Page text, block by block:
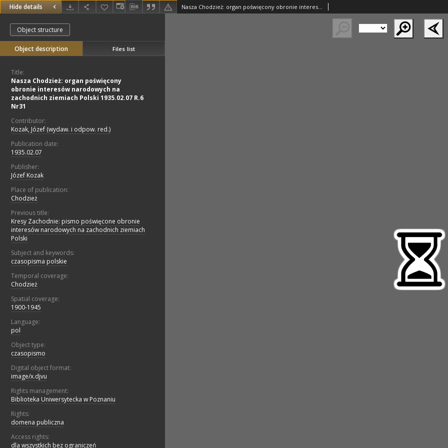
Hide details Nasza Chodzież: organ poświęcony obronie interesów narodowych na zachodnich ziemiach Polski 1935.02.07 R.6 Nr31
Object structure
Object description Files list
Title:
Nasza Chodzież: organ poświęcony
obronie interesów narodowych na
zachodnich ziemiach Polski 1935.02.07 R.6
Nr31
Contributor:
Kozak, Józef (wydaw. i odpow. red.)
Publication date:
1935.02.07
Publisher:
Józef Kozak
Place of publication:
Chodzież
Previous title:
Kresy Zachodnie: pismo poświęcone obronie
interesów narodowych na zachodnich ziemiach
Polski
Subject and keywords:
czasopisma polskie
Temporal coverage:
Chodzież
Spatial coverage:
1900-1945
Language:
pol
Object type:
czasopismo
Digital object format:
image/x.djvu
Rights management:
Biblioteka Uniwersytecka w Poznaniu
Rights:
domena publiczna
Access rights:
dla wszystkich bez ograniczeń